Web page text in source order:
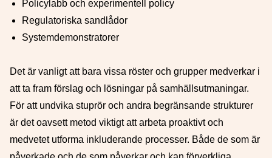
Policylabb och experimentell policy
Regulatoriska sandlådor
Systemdemonstratorer
Det är vanligt att bara vissa röster och grupper medverkar i
att ta fram förslag och lösningar på samhällsutmaningar.
För att undvika stuprör och andra begränsande strukturer
är det oavsett metod viktigt att arbeta proaktivt och
medvetet utforma inkluderande processer. Både de som är